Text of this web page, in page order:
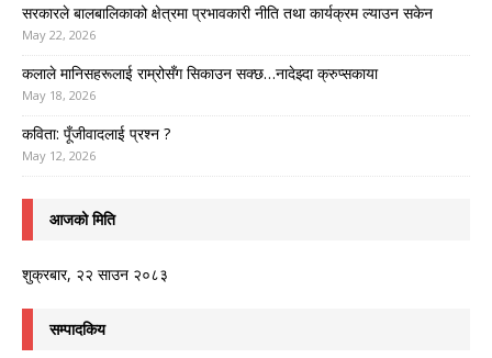
सरकारले बालबालिकाको क्षेत्रमा प्रभावकारी नीति तथा कार्यक्रम ल्याउन सकेन
May 22, 2026
कलाले मानिसहरूलाई राम्रोसँग सिकाउन सक्छ…नादेझ्दा क्रुप्सकाया
May 18, 2026
कविता: पूँजीवादलाई प्रश्न ?
May 12, 2026
आजको मिति
शुक्रबार, २२ साउन २०८३
सम्पादकिय